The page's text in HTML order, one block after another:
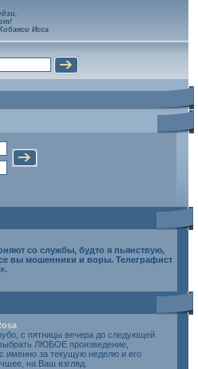
Исса
со службы, будто я пьянствую,
вы мошенники и воры. Телеграфист
с пятницы вечера до следующей
ЛЮБОЕ произведение,
именно за текущую неделю и его
на Ваш взгляд.